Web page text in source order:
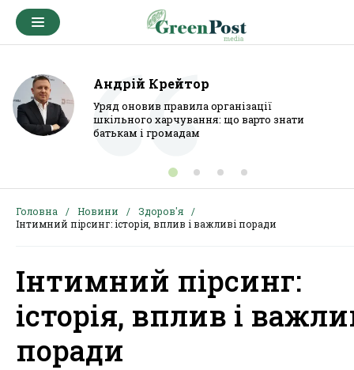
Андрій Крейтор
Уряд оновив правила організації
шкільного харчування: що варто знати
батькам і громадам
Головна Новини
Здоров'я
Інтимний пірсинг: історія, вплив і важливі поради
Інтимний пірсинг:
історія, вплив і
поради